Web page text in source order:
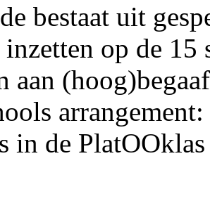
bestaat uit
inzetten op de
aan
in de